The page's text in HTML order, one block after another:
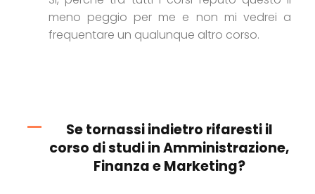
meno peggio per me e non mi vedrei a
frequentare un qualunque altro corso.
Se tornassi indietro rifaresti il
corso di studi in Amministrazione,
Finanza e Marketing?